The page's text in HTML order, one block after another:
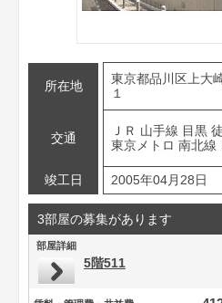
所在地
東京都品川区上大
１
交通
ＪＲ 山手線 目黒
東京メトロ 南北線
竣工日 2005年04月28日
3部屋の募集があります
部屋詳細
5階511